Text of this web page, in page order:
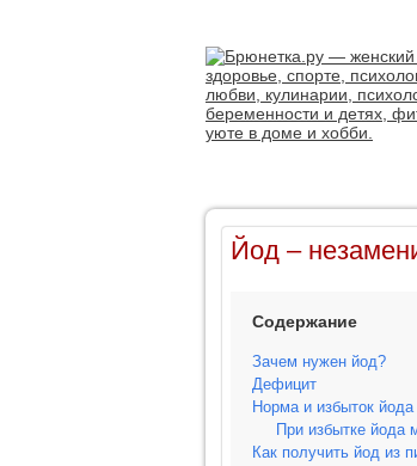
Йод –
Содержание
Зачем нужен йод?
Дефицит
Норма и избыток йода
При избытке
Как получить йод из